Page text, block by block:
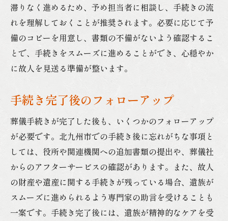
滞りなく進めるため、予め担当者に相談し、手続きの流
れを理解しておくことが推奨されます。必要に応じて予
備のコピーを用意し、書類の不備がないよう確認するこ
とで、手続きをスムーズに進めることができ、心穏やか
に故人を見送る準備が整います。
手続き完了後のフォローアップ
葬儀手続きが完了した後も、いくつかのフォローアップ
が必要です。北九州市での手続き後に忘れがちな事項と
しては、役所や関連機関への追加書類の提出や、葬儀社
からのアフターサービスの確認があります。また、故人
の財産や遺産に関する手続きが残っている場合、遺族が
スムーズに進められるよう専門家の助言を受けることも
一案です。手続き完了後には、遺族が精神的なケアを受